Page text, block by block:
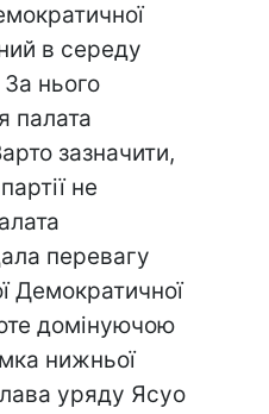
в середу
нього
палата
зазначити,
не
перевагу
Демократичної
домінуючою
нижньої
уряду Ясуо